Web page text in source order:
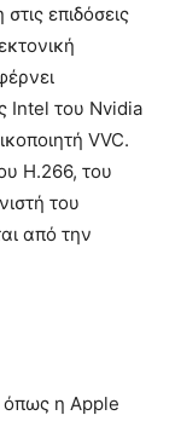
επιδόσεις
Intel του Nvidia
VVC.
H.266, του
του
από την
όπως η Apple